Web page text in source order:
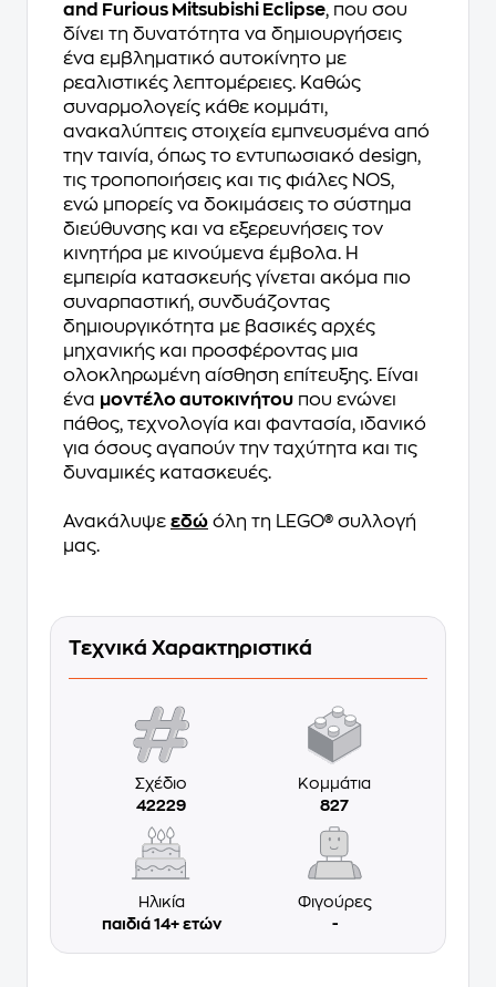
and Furious Mitsubishi Eclipse, που σου
δίνει τη δυνατότητα να δημιουργήσεις
ένα εμβληματικό αυτοκίνητο με
ρεαλιστικές λεπτομέρειες. Καθώς
συναρμολογείς κάθε κομμάτι,
ανακαλύπτεις στοιχεία εμπνευσμένα από
την ταινία, όπως το εντυπωσιακό design,
τις τροποποιήσεις και τις φιάλες NOS,
ενώ μπορείς να δοκιμάσεις το σύστημα
διεύθυνσης και να εξερευνήσεις τον
κινητήρα με κινούμενα έμβολα. Η
εμπειρία κατασκευής γίνεται ακόμα πιο
συναρπαστική, συνδυάζοντας
δημιουργικότητα με βασικές αρχές
μηχανικής και προσφέροντας μια
ολοκληρωμένη αίσθηση επίτευξης. Είναι
ένα μοντέλο αυτοκινήτου που ενώνει
πάθος, τεχνολογία και φαντασία, ιδανικό
για όσους αγαπούν την ταχύτητα και τις
δυναμικές κατασκευές.
Ανακάλυψε εδώ όλη τη LEGO® συλλογή
μας.
Τεχνικά Χαρακτηριστικά
Σχέδιο
42229
Κομμάτια
827
Ηλικία
παιδιά 14+ ετών
Φιγούρες
-